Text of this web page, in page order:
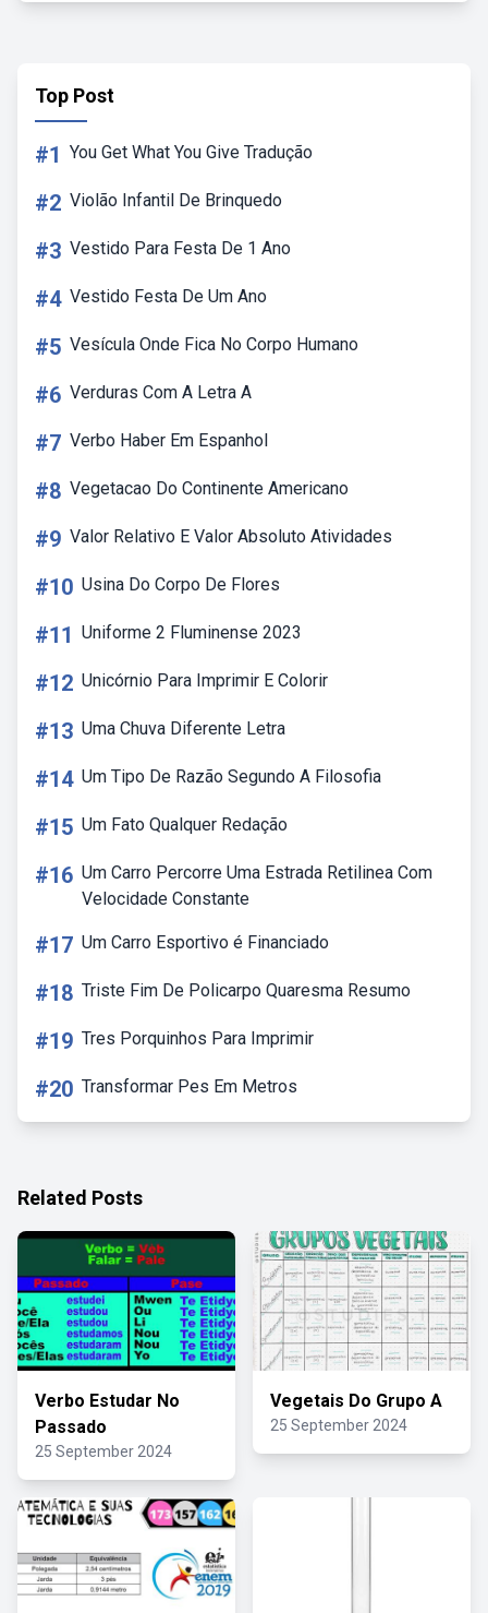
Top Post
#1 You Get What You Give Tradução
#2 Violão Infantil De Brinquedo
#3 Vestido Para Festa De 1 Ano
#4 Vestido Festa De Um Ano
#5 Vesícula Onde Fica No Corpo Humano
#6 Verduras Com A Letra A
#7 Verbo Haber Em Espanhol
#8 Vegetacao Do Continente Americano
#9 Valor Relativo E Valor Absoluto Atividades
#10 Usina Do Corpo De Flores
#11 Uniforme 2 Fluminense 2023
#12 Unicórnio Para Imprimir E Colorir
#13 Uma Chuva Diferente Letra
#14 Um Tipo De Razão Segundo A Filosofia
#15 Um Fato Qualquer Redação
#16 Um Carro Percorre Uma Estrada Retilinea Com
Velocidade Constante
#17 Um Carro Esportivo é Financiado
#18 Triste Fim De Policarpo Quaresma Resumo
#19 Tres Porquinhos Para Imprimir
#20 Transformar Pes Em Metros
Related Posts
Verbo Estudar No
Passado
25 September 2024
Vegetais Do Grupo A
25 September 2024